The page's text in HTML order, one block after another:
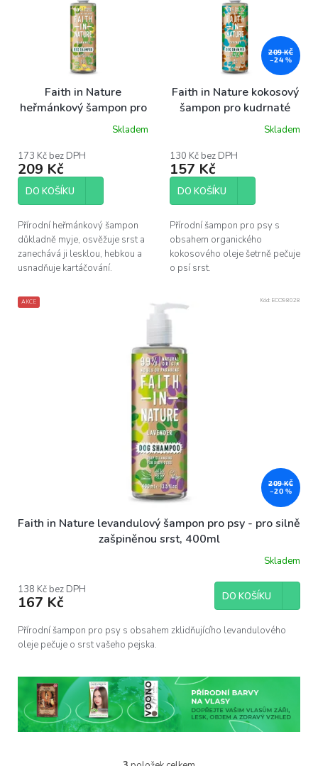
d
u
ů
Faith in Nature
heřmánkový šampon pro
citlivé a malé psy, 400ml
Skladem
173 Kč bez DPH
209 Kč
DO KOŠÍKU
Přírodní heřmánkový šampon
důkladně myje, osvěžuje srst a
zanechává ji lesklou, hebkou a
usnadňuje kartáčování.
209 KČ
–24 %
Faith in Nature kokosový
šampon pro kudrnaté
psy - snadné rozčesání,
Skladem
130 Kč bez DPH
157 Kč
DO KOŠÍKU
Přírodní šampon pro psy s
obsahem organického
kokosového oleje šetrně pečuje
o psí srst.
AKCE
209 KČ
–20 %
Faith in Nature levandulový šampon pro psy - pro silně
zašpiněnou srst, 400ml
Skladem
138 Kč bez DPH
167 Kč DO KOŠÍKU
Přírodní šampon pro psy s obsahem zklidňujícího levandulového
oleje pečuje o srst vašeho pejska.
Kód: ECO98028